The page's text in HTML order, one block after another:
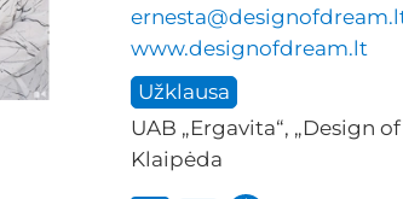
www.designofdream.lt
Užklausa
UAB „Ergavita“, „Design
Klaipėda